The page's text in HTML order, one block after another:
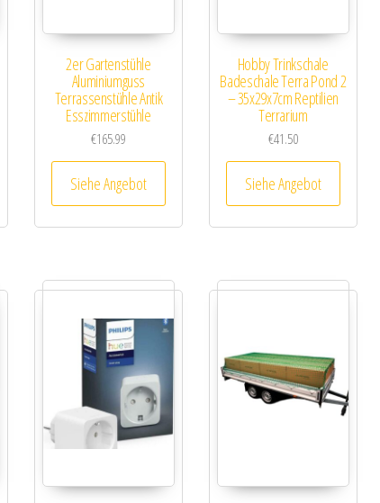
2er Gartenstühle
Aluminiumguss
Terrassenstühle Antik
Esszimmerstühle
€165.99
Siehe Angebot
Hobby Trinkschale
Badeschale Terra Pond 2
– 35x29x7cm Reptilien
Terrarium
€41.50
Siehe Angebot